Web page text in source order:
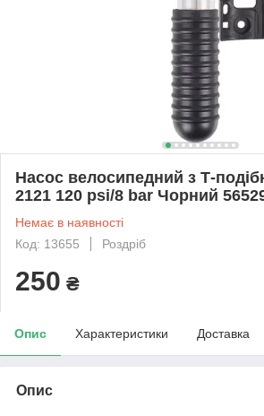
Насос велосипедний з Т-
2121 120 psi/8 bar Чорний
Немає в наявності
Код: 13655
Роздріб
250 ₴
Опис Характеристики Доставка
Опис